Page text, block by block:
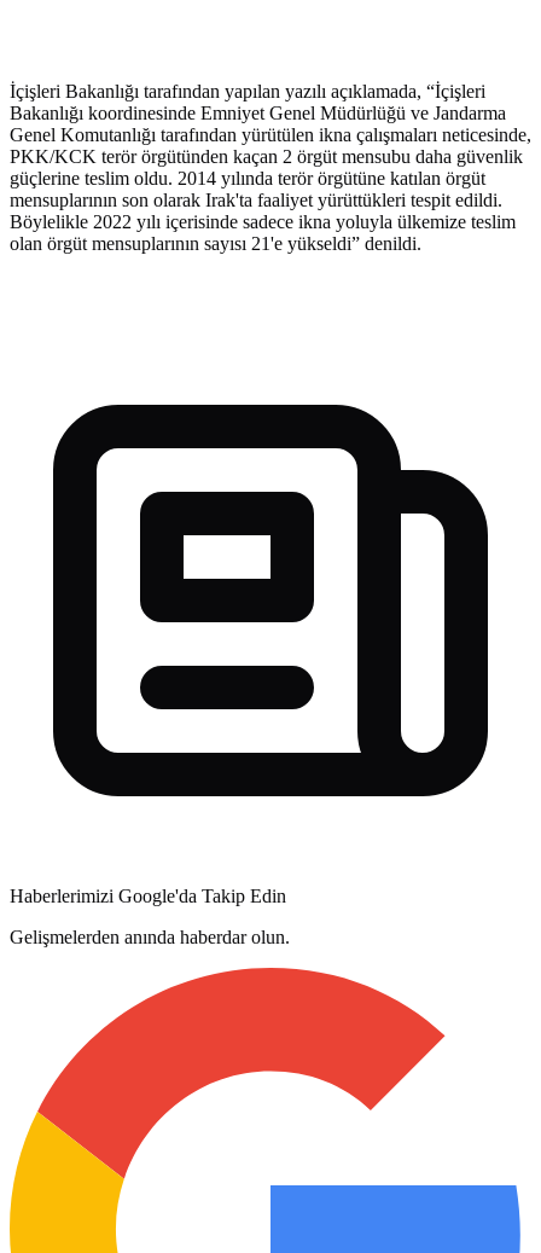
İçişleri Bakanlığı tarafından yapılan yazılı açıklamada, “İçişleri
Bakanlığı koordinesinde Emniyet Genel Müdürlüğü ve Jandarma
Genel Komutanlığı tarafından yürütülen ikna çalışmaları neticesinde,
PKK/KCK terör örgütünden kaçan 2 örgüt mensubu daha güvenlik
güçlerine teslim oldu. 2014 yılında terör örgütüne katılan örgüt
mensuplarının son olarak Irak'ta faaliyet yürüttükleri tespit edildi.
Böylelikle 2022 yılı içerisinde sadece ikna yoluyla ülkemize teslim
olan örgüt mensuplarının sayısı 21'e yükseldi” denildi.
Haberlerimizi Google'da Takip Edin
Gelişmelerden anında haberdar olun.